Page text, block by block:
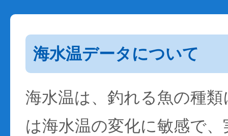
海水温データについて
海水温は、釣れる魚の種
は海水温の変化に敏感で